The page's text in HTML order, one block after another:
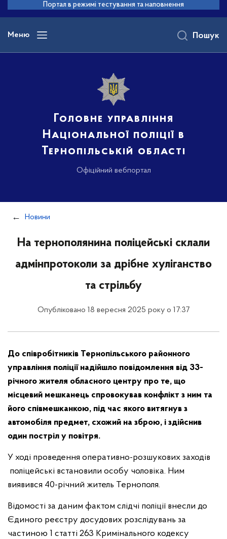
основного
вмісту
Портал в режимі тестування та наповнення
Меню
Головне управління
Національної поліції в
Тернопільській області
Офіційний вебпортал
Пошук
Новини
На тернополянина поліцейські склали
адмінпротоколи за дрібне хуліганство
та стрільбу
Опубліковано 18 вересня 2025 року о 17:37
До співробітників Тернопільського районного
управління поліції надійшло повідомлення від 33-
річного жителя обласного центру про те, що
місцевий мешканець спровокував конфлікт з ним та
його співмешканкою, під час якого витягнув з
автомобіля предмет, схожий на зброю, і здійснив
один постріл у повітря.
У ході проведення оперативно-розшукових заходів
поліцейські встановили особу чоловіка. Ним
виявився 40-річний житель Тернополя.
Відомості за даним фактом слідчі поліції внесли до
Єдиного реєстру досудових розслідувань за
частиною 1 статті 263 Кримінального кодексу